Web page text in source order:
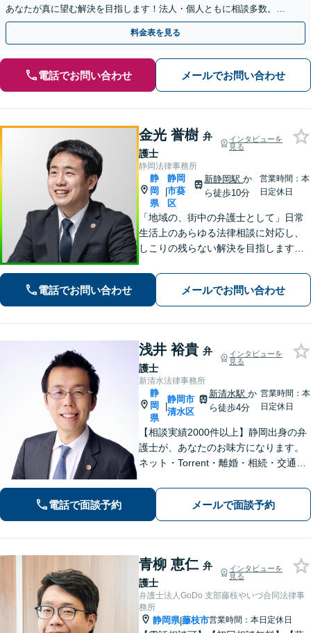
あなたが真に望む解決を目指します！法人・個人ともに相談多数。細
やかな連絡と粘り強い交渉を徹底【休日・夜間相談可】
料金表を見る
電話でお問い合わせ メールでお問い合わせ
金光 誉樹 弁
護士
インタビューを
見る
静岡法律事務所
静
岡
県
|
静岡
市葵
区
新静岡駅か
ら徒歩10分
営業時間：本
日定休日
「地域の、街中の弁護士として」日常
生活上のあらゆる法律相談に対応し、
しこりの残らない解決を目指します。
ら思っていただけるよう、どのような
案件にも誠心誠意取り組んでいく所存
です。
電話でお問い合わせ メールでお問い合わせ
浅井 裕貴 弁
護士
インタビューを
見る
新清水法律事務所
静
岡
県
|
静岡市
清水区
新清水駅か
ら徒歩4分
営業時間：本
日定休日
【相談実績2000件以上】静岡出身の弁
護士が、あなたのお味方になります。
ネット・Torrent・離婚・相続・交通事
談ください。初回電話10分無料。全国
対応。親身なサポートをいたします。
【新清水駅5分】
電話で面談予約 メールで面談予約
青柳 恵仁 弁
護士
インタビューを
見る
弁護士法人GoDo 支部藤枝やいづ合同法律事
務所
静岡県|藤枝市営業時間：本日定休日